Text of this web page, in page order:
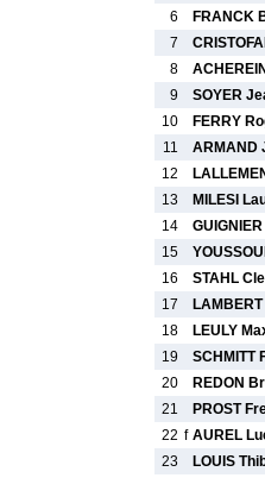
6
FRANCK
7
8
9
SOYER
10
FERRY
11
ARMAND
12
13
MILESI
14
15
16
STAHL
17
18
LEULY
19
SCHMITT
20
REDON
21
PROST
22 f AUREL
23
LOUIS